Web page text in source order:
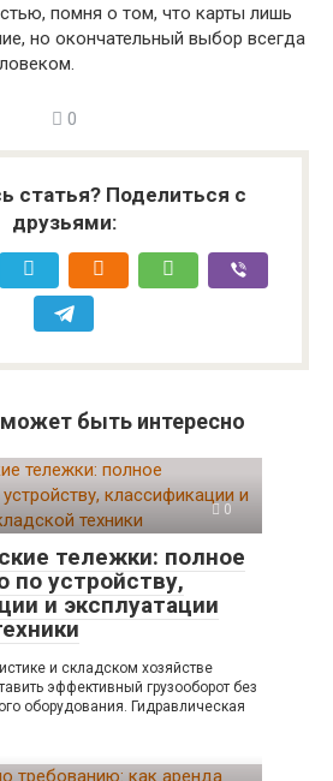
помня о том, что карты лишь
но окончательный выбор всегда
0
статья? Поделиться с
друзьями:
быть интересно
0
тележки: полное
по устройству,
и эксплуатации
и складском хозяйстве
эффективный грузооборот без
оборудования. Гидравлическая